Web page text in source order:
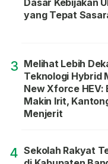
Dasar Kebijakan
yang Tepat
3 Melihat Lebih
Teknologi Hybrid
New Xforce HEV:
Makin Irit,
Menjerit
4 Sekolah Rakyat